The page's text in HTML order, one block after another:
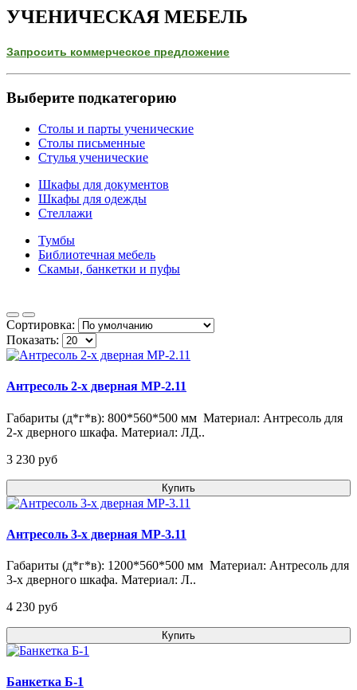
УЧЕНИЧЕСКАЯ МЕБЕЛЬ
Запросить коммерческое предложение
Выберите подкатегорию
Столы и парты ученические
Столы письменные
Стулья ученические
Шкафы для документов
Шкафы для одежды
Стеллажи
Тумбы
Библиотечная мебель
Скамьи, банкетки и пуфы
Сортировка:
Показать:
Антресоль 2-х дверная МР-2.11
Габариты (д*г*в): 800*560*500 мм Материал: Антресоль для
2-х дверного шкафа. Материал: ЛД..
3 230 pуб
Купить
Антресоль 3-х дверная МР-3.11
Габариты (д*г*в): 1200*560*500 мм Материал: Антресоль для
3-х дверного шкафа. Материал: Л..
4 230 pуб
Купить
Банкетка Б-1